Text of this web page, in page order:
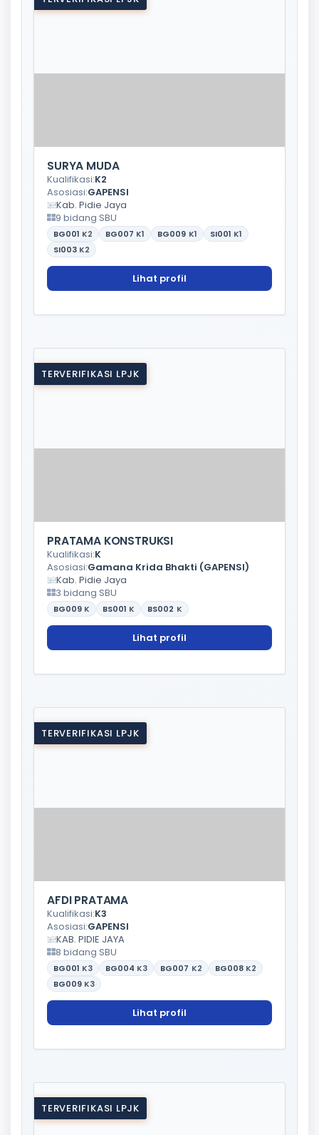
SURYA MUDA
Kualifikasi:K2
Asosiasi:GAPENSI
Kab. Pidie Jaya
9 bidang SBU
BG001 K2 BG007 K1 BG009 K1 SI001 K1
SI003 K2
Lihat profil
TERVERIFIKASI LPJK
PRATAMA KONSTRUKSI
Kualifikasi:K
Asosiasi:Gamana Krida Bhakti (GAPENSI)
Kab. Pidie Jaya
3 bidang SBU
BG009 K BS001 K BS002 K
Lihat profil
TERVERIFIKASI LPJK
AFDI PRATAMA
Kualifikasi:K3
Asosiasi:GAPENSI
KAB. PIDIE JAYA
8 bidang SBU
BG001 K3 BG004 K3 BG007 K2 BG008 K2
BG009 K3
Lihat profil
TERVERIFIKASI LPJK